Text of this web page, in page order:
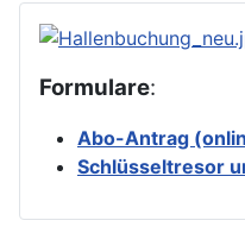
Formulare:
Abo-Antrag
Schlüsseltresor